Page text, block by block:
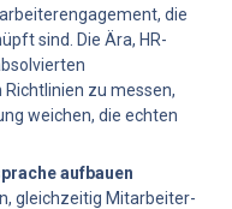
die
sind. Die Ära, HR-
zu messen,
weichen, die echten
aufbauen
gleichzeitig Mitarbeiter-